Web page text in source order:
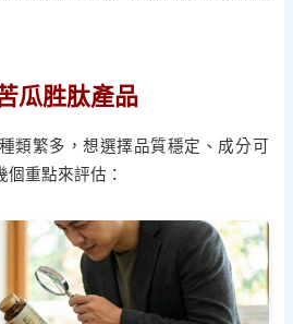
瓜胜肽產品
類繁多，想選擇品質穩定、成分可
重點來評估：